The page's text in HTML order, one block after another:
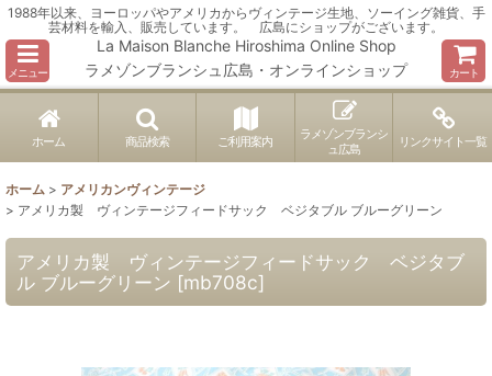
1988年以来、ヨーロッパやアメリカからヴィンテージ生地、ソーイング雑貨、手
芸材料を輸入、販売しています。 広島にショップがございます。
メニュー
La Maison Blanche Hiroshima Online Shop
ラメゾンブランシュ広島・オンラインショップ
カート
ホーム 商品検索 ご利用案内
ラメゾンブランシ
ュ広島
リンクサイト一覧
ホーム > アメリカンヴィンテージ
> アメリカ製 ヴィンテージフィードサック ベジタブル ブルーグリーン
アメリカ製 ヴィンテージフィードサック ベジタブ
ル ブルーグリーン [mb708c]